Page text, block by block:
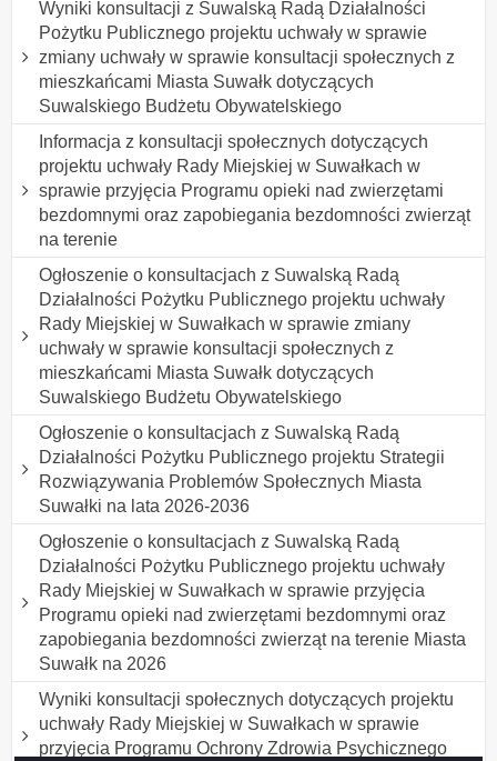
Wyniki konsultacji z Suwalską Radą Działalności
Pożytku Publicznego projektu uchwały w sprawie
zmiany uchwały w sprawie konsultacji społecznych z
mieszkańcami Miasta Suwałk dotyczących
Suwalskiego Budżetu Obywatelskiego
Informacja z konsultacji społecznych dotyczących
projektu uchwały Rady Miejskiej w Suwałkach w
sprawie przyjęcia Programu opieki nad zwierzętami
bezdomnymi oraz zapobiegania bezdomności zwierząt
na terenie
Ogłoszenie o konsultacjach z Suwalską Radą
Działalności Pożytku Publicznego projektu uchwały
Rady Miejskiej w Suwałkach w sprawie zmiany
uchwały w sprawie konsultacji społecznych z
mieszkańcami Miasta Suwałk dotyczących
Suwalskiego Budżetu Obywatelskiego
Ogłoszenie o konsultacjach z Suwalską Radą
Działalności Pożytku Publicznego projektu Strategii
Rozwiązywania Problemów Społecznych Miasta
Suwałki na lata 2026-2036
Ogłoszenie o konsultacjach z Suwalską Radą
Działalności Pożytku Publicznego projektu uchwały
Rady Miejskiej w Suwałkach w sprawie przyjęcia
Programu opieki nad zwierzętami bezdomnymi oraz
zapobiegania bezdomności zwierząt na terenie Miasta
Suwałk na 2026
Wyniki konsultacji społecznych dotyczących projektu
uchwały Rady Miejskiej w Suwałkach w sprawie
przyjęcia Programu Ochrony Zdrowia Psychicznego